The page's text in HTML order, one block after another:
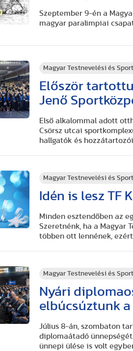
Szeptember 9-én a
magyar paralimpiai
Magyar Testnevelési és
Először
Jenő
Első alkalommal adott
Csörsz utcai
hallgatók és
Magyar Testnevelési és
Idén is lesz TF
Minden esztendőben az
Szeretnénk, ha a Magyar
többen ott lennének,
Magyar Testnevelési és
Nyári
elbúcsúztunk
Július 8-án, szombaton
diplomaátadó
ünnepi ülése is volt